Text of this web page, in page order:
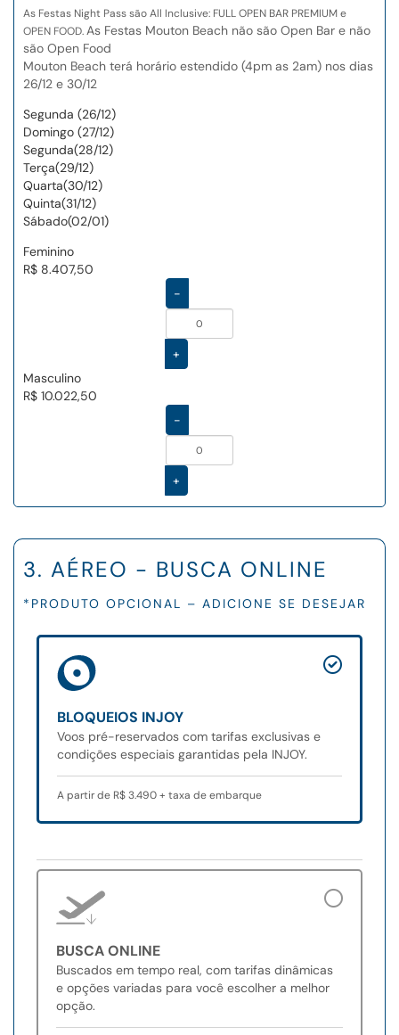
As Festas Night Pass são All Inclusive: FULL OPEN BAR PREMIUM e
OPEN FOOD.As Festas Mouton Beach não são Open Bar e não
são Open Food
Mouton Beach terá horário estendido (4pm as 2am) nos dias
26/12 e 30/12
Segunda (26/12)
Domingo (27/12)
Segunda(28/12)
Terça(29/12)
Quarta(30/12)
Quinta(31/12)
Sábado(02/01)
Feminino
R$ 8.407,50
-
+
Masculino
R$ 10.022,50
-
+
3. AÉREO - BUSCA ONLINE
*PRODUTO OPCIONAL – ADICIONE SE DESEJAR
BLOQUEIOS INJOY
Voos pré-reservados com tarifas exclusivas e
condições especiais garantidas pela INJOY.
A partir de R$ 3.490 + taxa de embarque
BUSCA ONLINE
Buscados em tempo real, com tarifas dinâmicas
e opções variadas para você escolher a melhor
opção.